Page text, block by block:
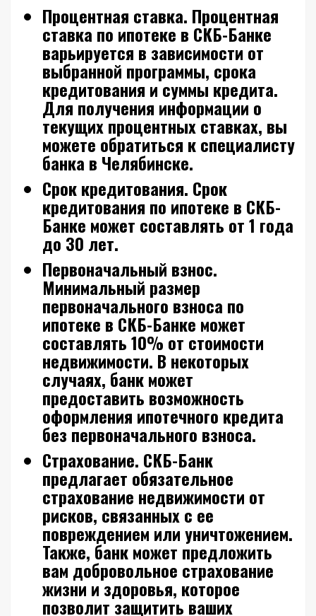
Процентная ставка. Процентная
ставка по ипотеке в СКБ-Банке
варьируется в зависимости от
выбранной программы, срока
кредитования и суммы кредита.
Для получения информации о
текущих процентных ставках, вы
можете обратиться к специалисту
банка в Челябинске.
Срок кредитования. Срок
кредитования по ипотеке в СКБ-
Банке может составлять от 1 года
до 30 лет.
Первоначальный взнос.
Минимальный размер
первоначального взноса по
ипотеке в СКБ-Банке может
составлять 10% от стоимости
недвижимости. В некоторых
случаях, банк может
предоставить возможность
оформления ипотечного кредита
без первоначального взноса.
Страхование. СКБ-Банк
предлагает обязательное
страхование недвижимости от
рисков, связанных с ее
повреждением или уничтожением.
Также, банк может предложить
вам добровольное страхование
жизни и здоровья, которое
позволит защитить ваших